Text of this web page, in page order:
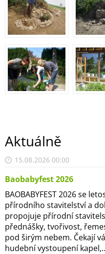
Aktuálně
15.08.2026 00:00
Baobabyfest 2026
BAOBABYFEST 2026 se
přírodního stavitelství a
propojuje přírodní
přednášky, tvořivost,
pod širým nebem. Čekají
hudební vystoupení